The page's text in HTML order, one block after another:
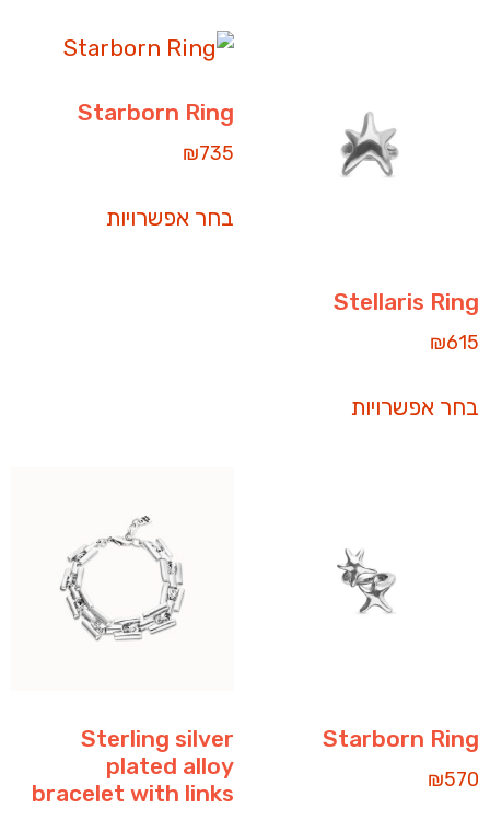
Stellaris Ring
₪615
בחר אפשרויות
Starborn Ring
₪735
בחר אפשרויות
Starborn Ring
₪570
Sterling silver
plated alloy
bracelet with links